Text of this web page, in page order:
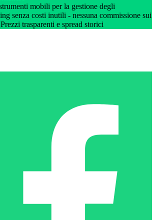
mobili per la gestione degli
senza costi inutili - nessuna commissione sui
trasparenti e spread storici